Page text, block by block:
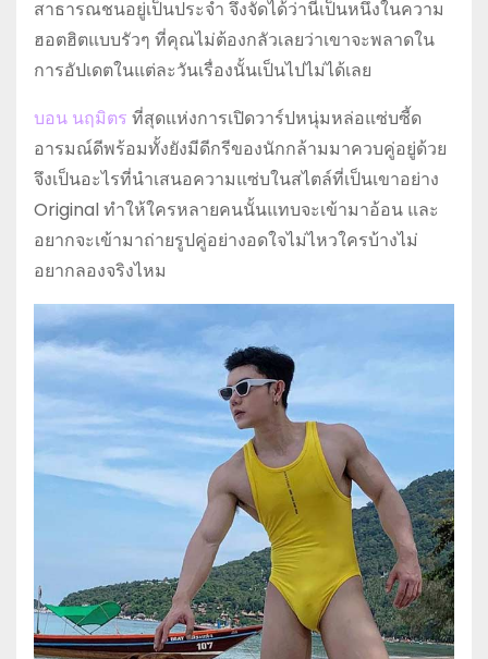
สาธารณชนอยู่เป็นประจำ จึงจัดได้ว่านี่เป็นหนึ่งในความ
ฮอตฮิตแบบรัวๆ ที่คุณไม่ต้องกลัวเลยว่าเขาจะพลาดใน
การอัปเดตในแต่ละวันเรื่องนั้นเป็นไปไม่ได้เลย
บอน นฤมิตร ที่สุดแห่งการเปิดวาร์ปหนุ่มหล่อแซ่บซี้ด
อารมณ์ดีพร้อมทั้งยังมีดีกรีของนักกล้ามมาควบคู่อยู่ด้วย
จึงเป็นอะไรที่นำเสนอความแซ่บในสไตล์ที่เป็นเขาอย่าง
Original ทำให้ใครหลายคนนั้นแทบจะเข้ามาอ้อน และ
อยากจะเข้ามาถ่ายรูปคู่อย่างอดใจไม่ไหวใครบ้างไม่
อยากลองจริงไหม